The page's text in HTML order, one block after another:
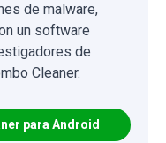
de malware,
un software
de
Cleaner.
para Android